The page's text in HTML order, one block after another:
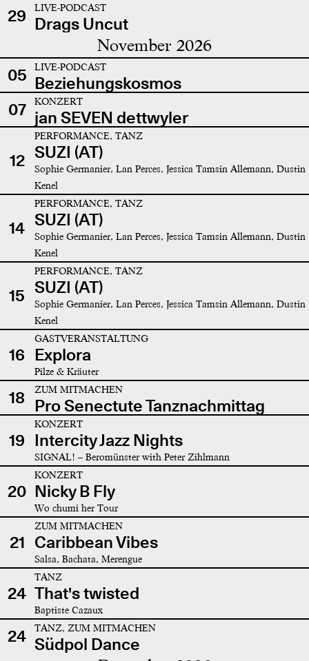
29
LIVE-PODCAST
Drags Uncut
November 2026
05 LIVE-PODCAST
Beziehungskosmos
07
KONZERT
jan SEVEN dettwyler
12
PERFORMANCE, TANZ
SUZI (AT)
Sophie Germanier, Lan Perces, Jessica Tamsin Allemann, Dustin
Kenel
14
PERFORMANCE, TANZ
SUZI (AT)
Sophie Germanier, Lan Perces, Jessica Tamsin Allemann, Dustin
Kenel
15
PERFORMANCE, TANZ
SUZI (AT)
Sophie Germanier, Lan Perces, Jessica Tamsin Allemann, Dustin
Kenel
16
GASTVERANSTALTUNG
Explora
Pilze & Kräuter
18 ZUM MITMACHEN
Pro Senectute Tanznachmittag
19
KONZERT
Intercity Jazz Nights
SIGNAL! – Beromünster with Peter Zihlmann
20
KONZERT
Nicky B Fly
Wo chumi her Tour
21
ZUM MITMACHEN
Caribbean Vibes
Salsa, Bachata, Merengue
24
TANZ
That's twisted
Baptiste Cazaux
24 TANZ, ZUM MITMACHEN
Südpol Dance